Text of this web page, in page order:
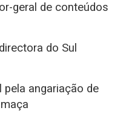
geral de conteúdos
do Sul
pela angariação de